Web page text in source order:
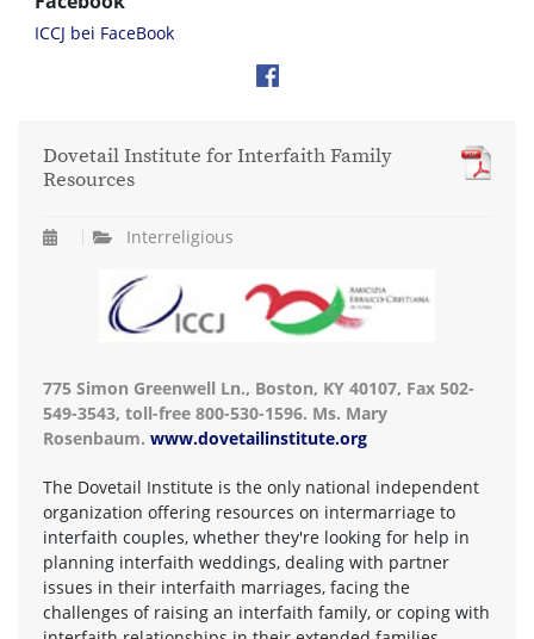
ICCJ bei FaceBook
Dovetail Institute for Interfaith Family
Resources
Interreligious
775 Simon Greenwell Ln., Boston, KY 40107, Fax 502-
549-3543, toll-free 800-530-1596. Ms. Mary
Rosenbaum. www.dovetailinstitute.org
The Dovetail Institute is the only national independent
organization offering resources on intermarriage to
interfaith couples, whether they're looking for help in
planning interfaith weddings, dealing with partner
issues in their interfaith marriages, facing the
challenges of raising an interfaith family, or coping with